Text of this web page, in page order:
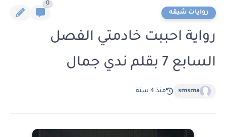
روايات شيقه
0
رواية احببت خادمتي الفصل
السابع 7 بقلم ندي جمال
smsma منذ 4 سنة